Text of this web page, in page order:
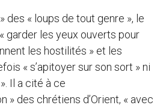
des « loups de tout genre », le
garder les yeux ouverts pour
les hostilités » et les
« s’apitoyer sur son sort » ni
Il a cité à ce
» des chrétiens d’Orient, « avec